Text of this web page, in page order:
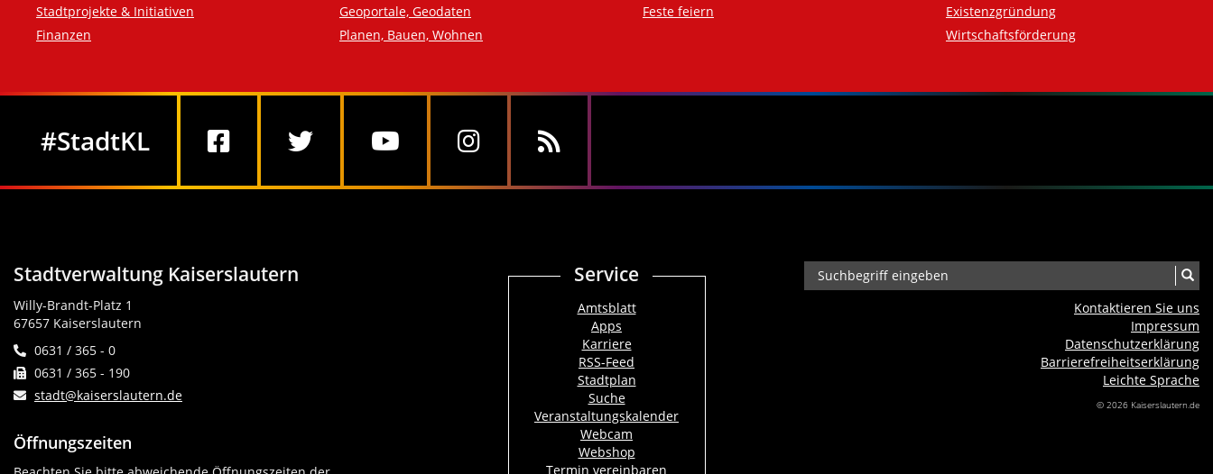
Stadtprojekte & Initiativen
Finanzen
Geoportale, Geodaten
Planen, Bauen, Wohnen
Feste feiern
Existenzgründung
Wirtschaftsförderung
#StadtKL
Stadtverwaltung Kaiserslautern
Willy-Brandt-Platz 1
67657 Kaiserslautern
0631 / 365 - 0
0631 / 365 - 190
stadt@kaiserslautern.de
Öffnungszeiten
Service
Amtsblatt
Apps
Karriere
RSS-Feed
Stadtplan
Suche
Veranstaltungskalender
Webcam
Webshop
Termin vereinbaren
Kontaktieren Sie uns
Impressum
Datenschutzerklärung
Barrierefreiheits­erklärung
Leichte Sprache
© 2026 Kaiserslautern.de